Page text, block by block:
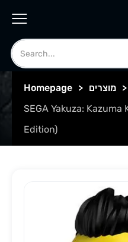
Homepage > מוצרים >
SEGA Yakuza: Kazuma
Edition)